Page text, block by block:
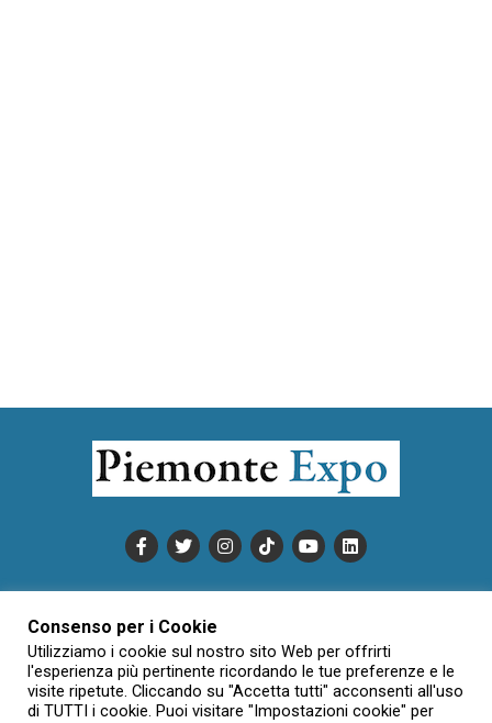
INFORMATIVA SULLA PRIVACY
CONDIZIONI DI UTILIZZO
DATI SOCIETARI
NOVAJO
CREDITS
CONTATTTI
Consenso per i Cookie
Utilizziamo i cookie sul nostro sito Web per offrirti
l'esperienza più pertinente ricordando le tue preferenze e le
visite ripetute. Cliccando su "Accetta tutti" acconsenti all'uso
di TUTTI i cookie. Puoi visitare "Impostazioni cookie" per